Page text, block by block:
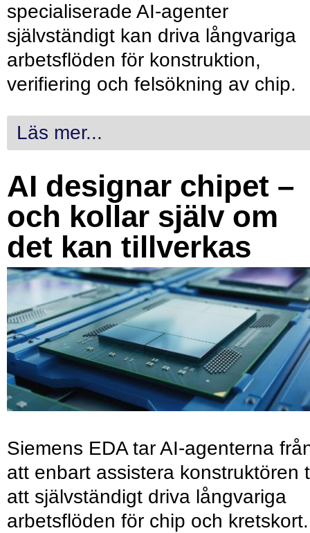
specialiserade AI-agenter
självständigt kan driva långvariga
arbetsflöden för konstruktion,
verifiering och felsökning av chip.
Läs mer...
AI designar chipet –
och kollar själv om
det kan tillverkas
Siemens EDA tar AI-agenterna
att enbart assistera konstruktören
att självständigt driva långvariga
arbetsflöden för chip och kretskort.